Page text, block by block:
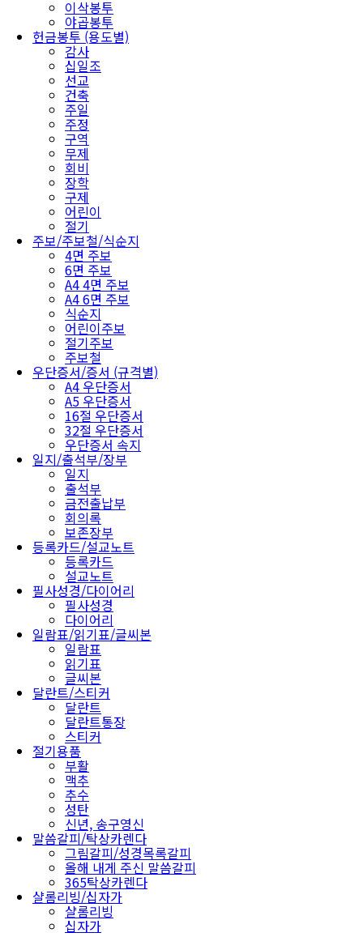
이삭봉투
야곱봉투
헌금봉투 (용도별)
감사
십일조
선교
건축
주일
주정
구역
무제
회비
장학
구제
어린이
절기
주보/주보철/식순지
4면 주보
6면 주보
A4 4면 주보
A4 6면 주보
식순지
어린이주보
절기주보
주보철
우단증서/증서 (규격별)
A4 우단증서
A5 우단증서
16절 우단증서
32절 우단증서
우단증서 속지
일지/출석부/장부
일지
출석부
금전출납부
회의록
보존장부
등록카드/설교노트
등록카드
설교노트
필사성경/다이어리
필사성경
다이어리
일람표/읽기표/글씨본
일람표
읽기표
글씨본
달란트/스티커
달란트
달란트통장
스티커
절기용품
부활
맥추
추수
성탄
신년, 송구영신
말씀갈피/탁상카렌다
그림갈피/성경목록갈피
올해 내게 주신 말씀갈피
365탁상카렌다
샬롬리빙/십자가
샬롬리빙
십자가